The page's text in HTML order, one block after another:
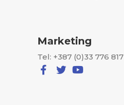
Marketing
Tel: +387 (0)33 776 817